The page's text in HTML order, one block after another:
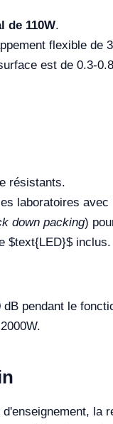
de 110W.
flexible de
est de 0.3-
résistants.
laboratoires
down packing)
$text{LED}$inclus.
pendant le
la